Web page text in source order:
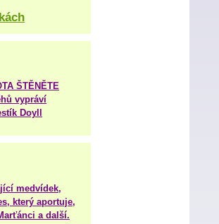
ŠTĚNĚTE
vypráví
Doyll
medvídek,
který aportuje,
a další.